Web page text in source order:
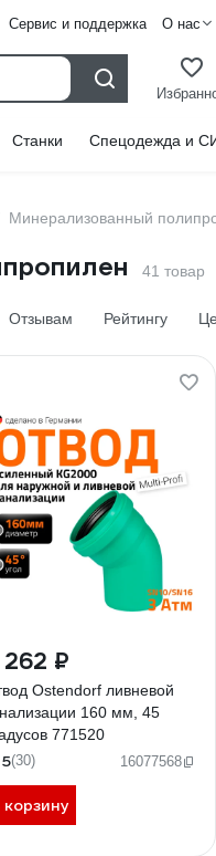
Сервис и поддержка О нас
Станки Спецодежда и
Минерализованный
41 товар
Отзывам Рейтингу
262 ₽
Ostendorf ливневой
160 мм, 45
771520
5(30) 16077568
корзину